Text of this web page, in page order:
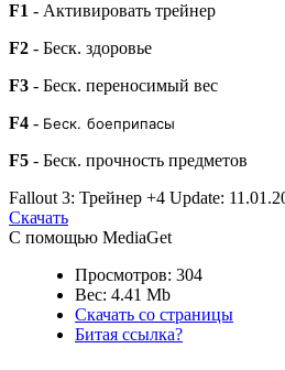
F1 - Активировать трейнер
F2 - Беск. здоровье
F3 - Беск. переносимый вес
F4 - Беск. боеприпасы
F5 - Беск. прочность предметов
Fallout 3: Трейнер +4 Update:
Скачать
С помощью MediaGet
Просмотров: 304
Вес: 4.41 Mb
Скачать со страницы
Битая ссылка?